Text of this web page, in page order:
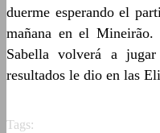
duerme esperando el
mañana en el Mineirão.
Sabella volverá a
resultados le dio en las
Tags: